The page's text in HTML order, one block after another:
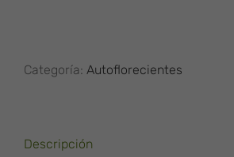
cantidad
Categoría: Autoflorecientes
Descripción